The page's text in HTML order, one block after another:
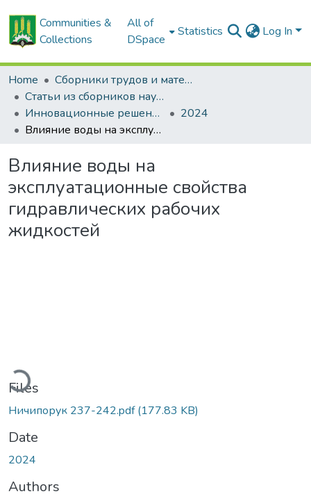
Communities &
Collections
All of
DSpace
Statistics Log In
Home
Сборники трудов и материалов конференций
Статьи из сборников научных трудов
Инновационные решения в технологиях и механизации сельскохозяйственного производства
2024
Влияние воды на эксплуатационные свойства гидравлических рабочих жидкостей
Влияние воды на
эксплуатационные свойства
гидравлических рабочих
жидкостей
Files
Ничипорук 237-242.pdf(177.83 KB)
Date
2024
Authors